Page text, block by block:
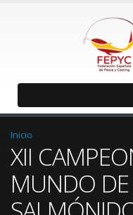
Inicio
XII
MUNDO DE